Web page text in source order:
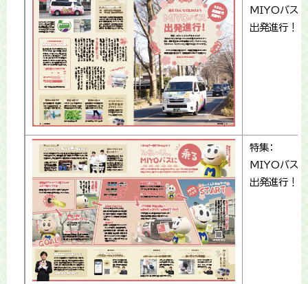
MIYOバス
出発進行！
特集：
MIYOバス
出発進行！